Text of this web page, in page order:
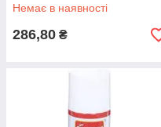
Немає в наявності
286,80 ₴